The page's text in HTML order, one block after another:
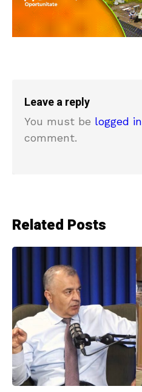
Leave a reply
You must be logged in
comment.
Related Posts